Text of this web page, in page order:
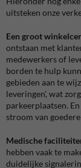
uitsteken onze
Een groot
ontstaan met
medewerkers of
borden te hulp
gebieden aan te
leveringen', wat
parkeerplaatsen.
stroom van
Medische
hebben vaak te
duidelijke